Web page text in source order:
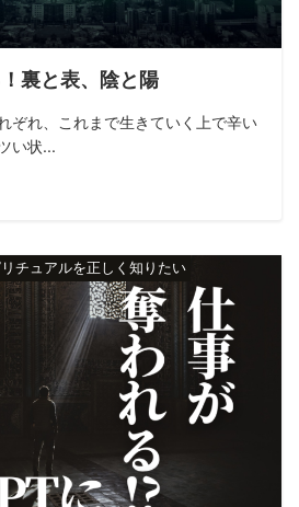
裏と表、陰と陽
ぞれ、これまで生きていく上で辛い
い状...
チュアルを正しく知りたい